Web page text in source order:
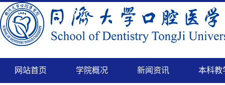
网站首页 学院概况 新闻资讯 本科教